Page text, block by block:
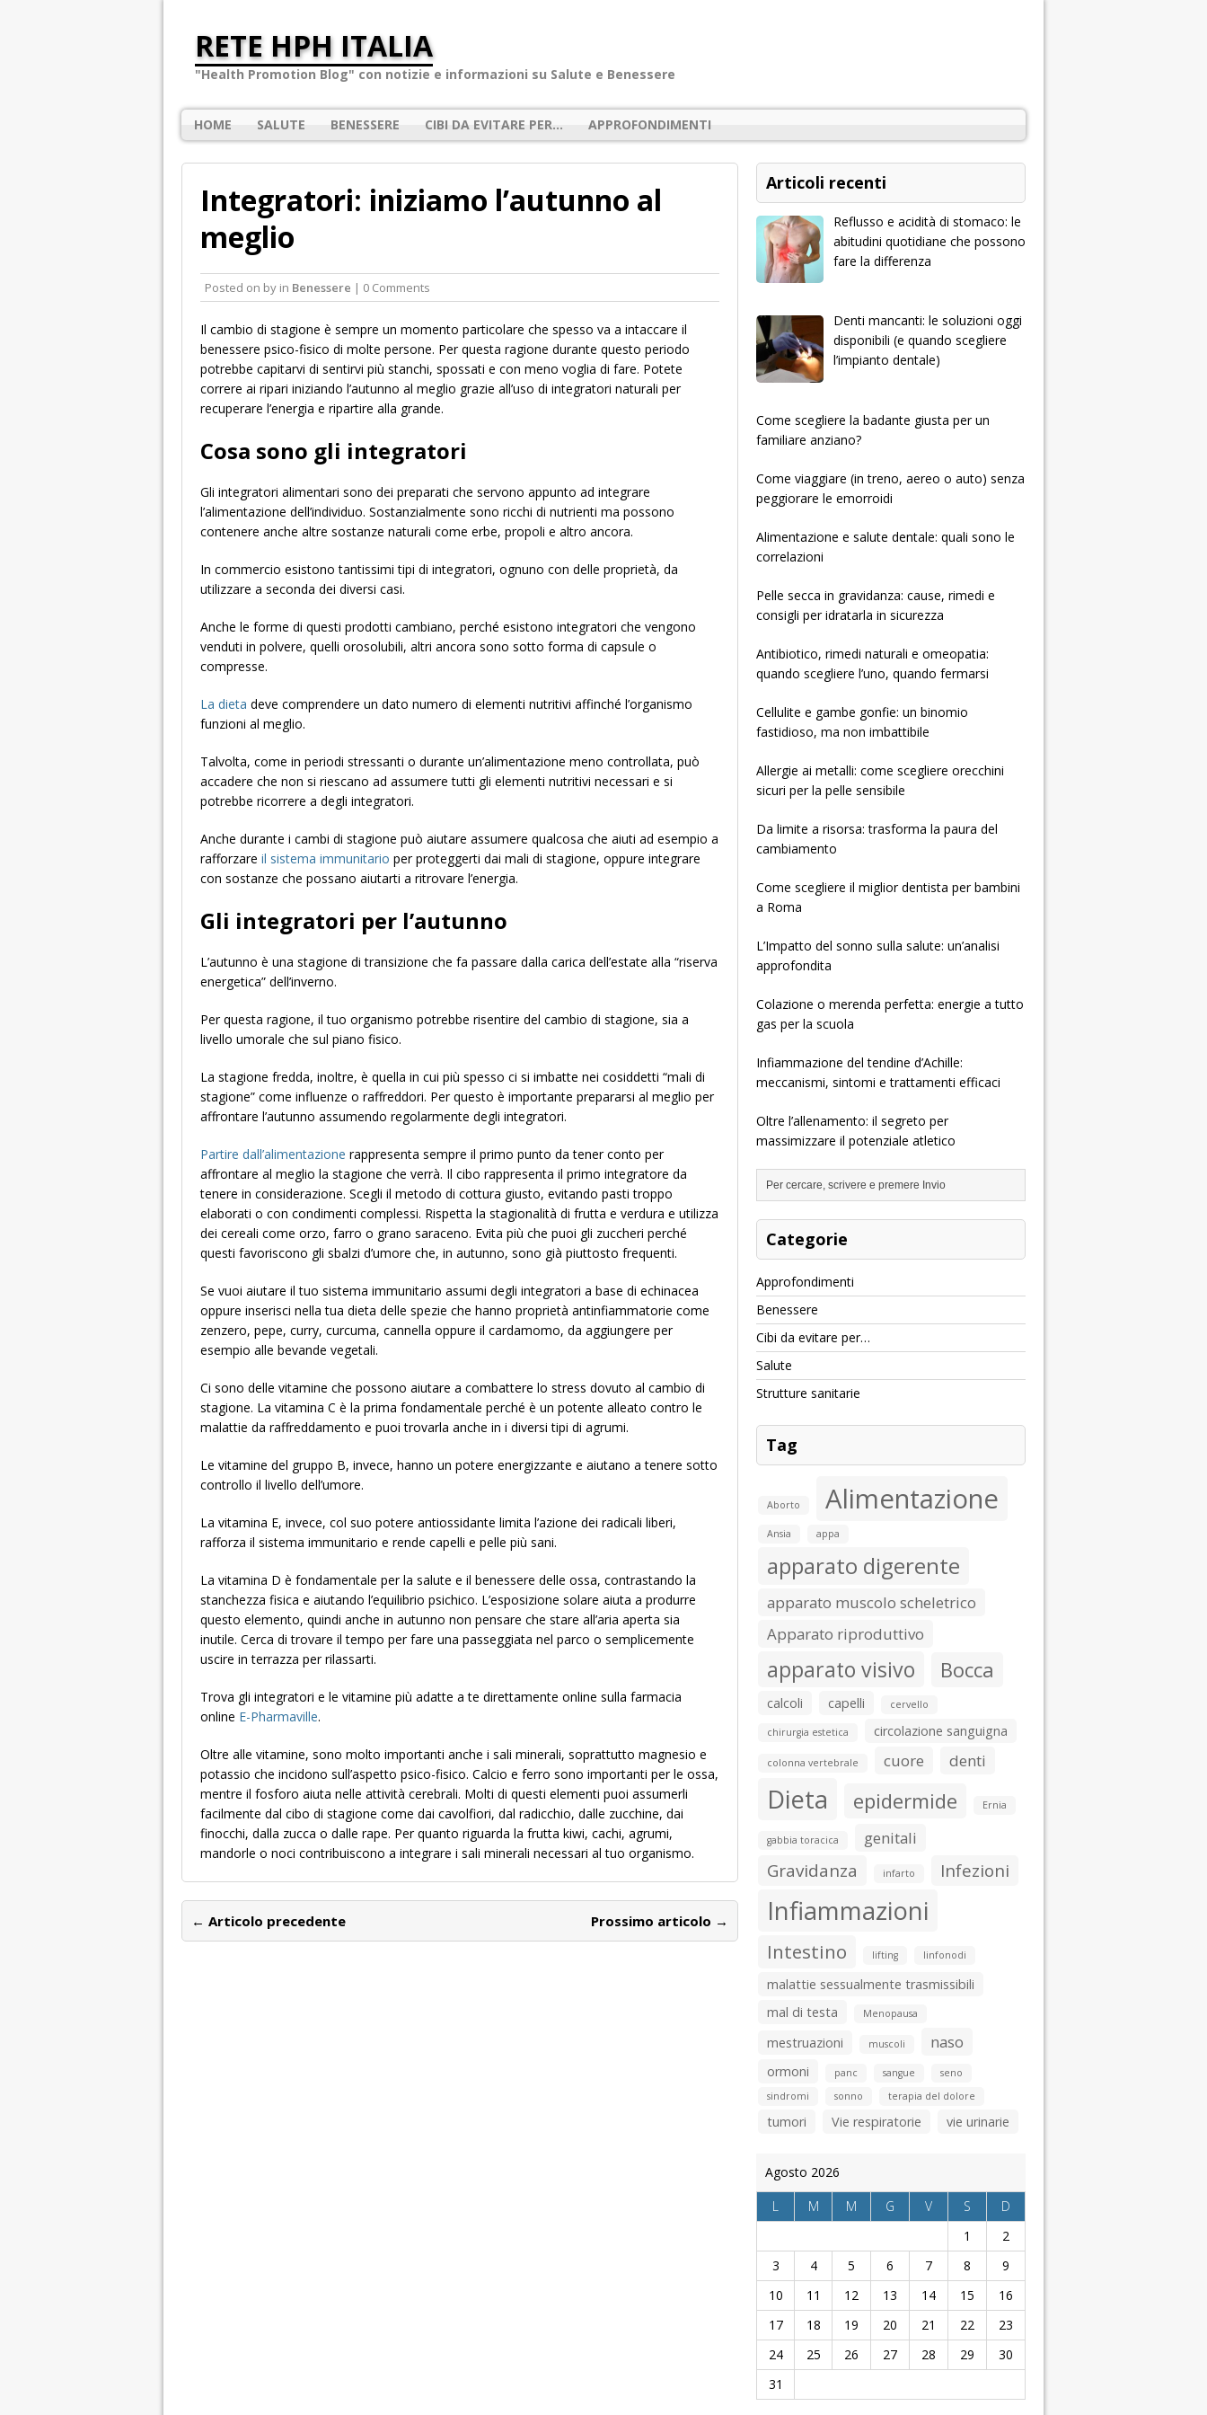
RETE HPH ITALIA
"Health Promotion Blog" con notizie e informazioni su Salute e Benessere
HOME SALUTE BENESSERE CIBI DA EVITARE PER… APPROFONDIMENTI
Integratori: iniziamo l’autunno al
meglio
Posted on by in Benessere | 0 Comments
Il cambio di stagione è sempre un momento particolare che spesso va a intaccare il
benessere psico-fisico di molte persone. Per questa ragione durante questo periodo
potrebbe capitarvi di sentirvi più stanchi, spossati e con meno voglia di fare. Potete
correre ai ripari iniziando l’autunno al meglio grazie all’uso di integratori naturali per
recuperare l’energia e ripartire alla grande.
Cosa sono gli integratori
Gli integratori alimentari sono dei preparati che servono appunto ad integrare
l’alimentazione dell’individuo. Sostanzialmente sono ricchi di nutrienti ma possono
contenere anche altre sostanze naturali come erbe, propoli e altro ancora.
In commercio esistono tantissimi tipi di integratori, ognuno con delle proprietà, da
utilizzare a seconda dei diversi casi.
Anche le forme di questi prodotti cambiano, perché esistono integratori che vengono
venduti in polvere, quelli orosolubili, altri ancora sono sotto forma di capsule o
compresse.
La dieta deve comprendere un dato numero di elementi nutritivi affinché l’organismo
funzioni al meglio.
Talvolta, come in periodi stressanti o durante un’alimentazione meno controllata, può
accadere che non si riescano ad assumere tutti gli elementi nutritivi necessari e si
potrebbe ricorrere a degli integratori.
Anche durante i cambi di stagione può aiutare assumere qualcosa che aiuti ad esempio a
rafforzare il sistema immunitario per proteggerti dai mali di stagione, oppure integrare
con sostanze che possano aiutarti a ritrovare l’energia.
Gli integratori per l’autunno
L’autunno è una stagione di transizione che fa passare dalla carica dell’estate alla “riserva
energetica” dell’inverno.
Per questa ragione, il tuo organismo potrebbe risentire del cambio di stagione, sia a
livello umorale che sul piano fisico.
La stagione fredda, inoltre, è quella in cui più spesso ci si imbatte nei cosiddetti “mali di
stagione” come influenze o raffreddori. Per questo è importante prepararsi al meglio per
affrontare l’autunno assumendo regolarmente degli integratori.
Partire dall’alimentazione rappresenta sempre il primo punto da tener conto per
affrontare al meglio la stagione che verrà. Il cibo rappresenta il primo integratore da
tenere in considerazione. Scegli il metodo di cottura giusto, evitando pasti troppo
elaborati o con condimenti complessi. Rispetta la stagionalità di frutta e verdura e utilizza
dei cereali come orzo, farro o grano saraceno. Evita più che puoi gli zuccheri perché
questi favoriscono gli sbalzi d’umore che, in autunno, sono già piuttosto frequenti.
Se vuoi aiutare il tuo sistema immunitario assumi degli integratori a base di echinacea
oppure inserisci nella tua dieta delle spezie che hanno proprietà antinfiammatorie come
zenzero, pepe, curry, curcuma, cannella oppure il cardamomo, da aggiungere per
esempio alle bevande vegetali.
Ci sono delle vitamine che possono aiutare a combattere lo stress dovuto al cambio di
stagione. La vitamina C è la prima fondamentale perché è un potente alleato contro le
malattie da raffreddamento e puoi trovarla anche in i diversi tipi di agrumi.
Le vitamine del gruppo B, invece, hanno un potere energizzante e aiutano a tenere sotto
controllo il livello dell’umore.
La vitamina E, invece, col suo potere antiossidante limita l’azione dei radicali liberi,
rafforza il sistema immunitario e rende capelli e pelle più sani.
La vitamina D è fondamentale per la salute e il benessere delle ossa, contrastando la
stanchezza fisica e aiutando l’equilibrio psichico. L’esposizione solare aiuta a produrre
questo elemento, quindi anche in autunno non pensare che stare all’aria aperta sia
inutile. Cerca di trovare il tempo per fare una passeggiata nel parco o semplicemente
uscire in terrazza per rilassarti.
Trova gli integratori e le vitamine più adatte a te direttamente online sulla farmacia
online E-Pharmaville.
Oltre alle vitamine, sono molto importanti anche i sali minerali, soprattutto magnesio e
potassio che incidono sull’aspetto psico-fisico. Calcio e ferro sono importanti per le ossa,
mentre il fosforo aiuta nelle attività cerebrali. Molti di questi elementi puoi assumerli
facilmente dal cibo di stagione come dai cavolfiori, dal radicchio, dalle zucchine, dai
finocchi, dalla zucca o dalle rape. Per quanto riguarda la frutta kiwi, cachi, agrumi,
mandorle o noci contribuiscono a integrare i sali minerali necessari al tuo organismo.
← Articolo precedente Prossimo articolo →
Articoli recenti
Reflusso e acidità di stomaco: le
abitudini quotidiane che possono
fare la differenza
Denti mancanti: le soluzioni oggi
disponibili (e quando scegliere
l’impianto dentale)
­­­­­Come scegliere la badante giusta per un
familiare anziano?
Come viaggiare (in treno, aereo o auto) senza
peggiorare le emorroidi
Alimentazione e salute dentale: quali sono le
correlazioni
Pelle secca in gravidanza: cause, rimedi e
consigli per idratarla in sicurezza
Antibiotico, rimedi naturali e omeopatia:
quando scegliere l’uno, quando fermarsi
Cellulite e gambe gonfie: un binomio
fastidioso, ma non imbattibile
Allergie ai metalli: come scegliere orecchini
sicuri per la pelle sensibile
Da limite a risorsa: trasforma la paura del
cambiamento
Come scegliere il miglior dentista per bambini
a Roma
L’Impatto del sonno sulla salute: un’analisi
approfondita
Colazione o merenda perfetta: energie a tutto
gas per la scuola
Infiammazione del tendine d’Achille:
meccanismi, sintomi e trattamenti efficaci
Oltre l’allenamento: il segreto per
massimizzare il potenziale atletico
Categorie
Approfondimenti
Benessere
Cibi da evitare per…
Salute
Strutture sanitarie
Tag
Aborto Alimentazione
Ansia appa
apparato digerente
apparato muscolo scheletrico
Apparato riproduttivo
apparato visivo Bocca
calcoli capelli cervello
chirurgia estetica circolazione sanguigna
colonna vertebrale cuore denti
Dieta epidermide Ernia
gabbia toracica genitali
Gravidanza infarto Infezioni
Infiammazioni
Intestino lifting linfonodi
malattie sessualmente trasmissibili
mal di testa
Menopausa
mestruazioni muscoli naso
ormoni panc sangue
seno
sindromi
sonno terapia del dolore
tumori Vie respiratorie vie urinarie
Agosto 2026
L
M M G V S
D
1
2
3
4 5 6 7 8
9
10
11 12 13 14 15
16
17
18 19 20 21 22
23
24
25 26 27 28 29
30
31